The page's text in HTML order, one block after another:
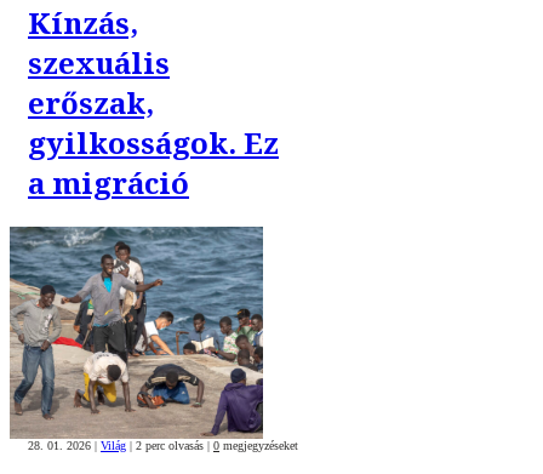
Kínzás,
szexuális
erőszak,
gyilkosságok. Ez
a migráció
28. 01. 2026 | Világ | 2 perc olvasás | 0 megjegyzéseket